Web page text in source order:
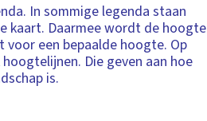
In sommige legenda staan
kaart. Daarmee wordt de hoogte
voor een bepaalde hoogte. Op
Die geven aan hoe
is.